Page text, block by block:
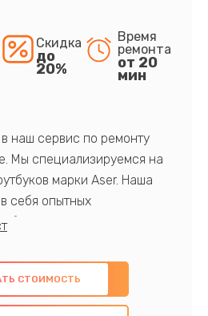
Скидка
до
20%
Время
ремонта
от 20
мин
наш сервис по ремонту
Мы специализируемся на
марки Aser. Наша
себя опытных
знаниями и
и качественный ремонт с
компонентов, а
качество всех
СТОИМОСТЬ